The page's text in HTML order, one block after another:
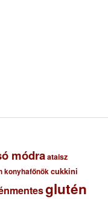
módraataisz
konyhafőnökcukkini
glutén